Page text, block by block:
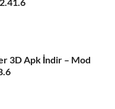
3D Apk İndir – Mod